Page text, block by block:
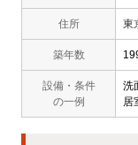
住所 東
築年数
設備・条件
の一例
洗
居